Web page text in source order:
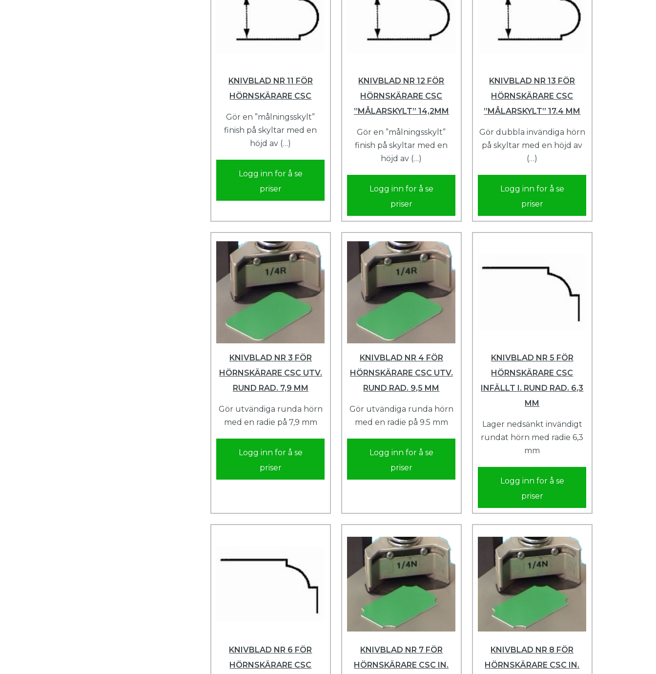
KNIVBLAD NR 11 FÖR
HÖRNSKÄRARE CSC
Gör en ”målningsskylt”
finish på skyltar med en
höjd av (…)
Logg inn for å se
priser
KNIVBLAD NR 12 FÖR
HÖRNSKÄRARE CSC
”MÅLARSKYLT” 14,2MM
Gör en ”målningsskylt”
finish på skyltar med en
höjd av (…)
Logg inn for å se
priser
KNIVBLAD NR 13 FÖR
HÖRNSKÄRARE CSC
”MÅLARSKYLT” 17.4 MM
Gör dubbla invändiga hörn
på skyltar med en höjd av
(…)
Logg inn for å se
priser
KNIVBLAD NR 3 FÖR
HÖRNSKÄRARE CSC UTV.
RUND RAD. 7,9 MM
Gör utvändiga runda hörn
med en radie på 7,9 mm
Logg inn for å se
priser
KNIVBLAD NR 4 FÖR
HÖRNSKÄRARE CSC UTV.
RUND RAD. 9,5 MM
Gör utvändiga runda hörn
med en radie på 9.5 mm
Logg inn for å se
priser
KNIVBLAD NR 5 FÖR
HÖRNSKÄRARE CSC
INFÄLLT I. RUND RAD. 6,3
MM
Lager nedsänkt invändigt
rundat hörn med radie 6,3
mm
Logg inn for å se
priser
KNIVBLAD NR 6 FÖR
HÖRNSKÄRARE CSC
KNIVBLAD NR 7 FÖR
HÖRNSKÄRARE CSC IN.
KNIVBLAD NR 8 FÖR
HÖRNSKÄRARE CSC IN.